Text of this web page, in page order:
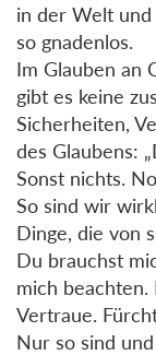
in der Welt
so gnadenlos.
Im Glauben an
gibt es keine
Sicherheiten,
des Glaubens:
Sonst nichts.
So sind wir
Dinge, die von
Du brauchst
mich beachten.
Vertraue.
Nur so sind